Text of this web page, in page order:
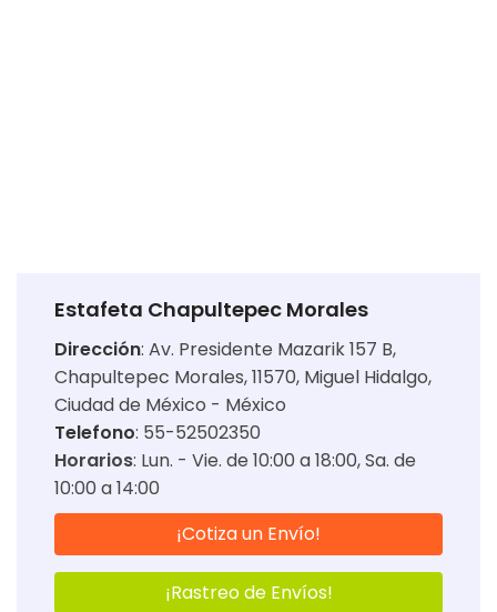
Estafeta Chapultepec Morales
Dirección: Av. Presidente Mazarik 157 B,
Chapultepec Morales, 11570, Miguel Hidalgo,
Ciudad de México - México
Telefono: 55-52502350
Horarios: Lun. - Vie. de 10:00 a 18:00 Sa. de
10:00 a 14:00
¡Cotiza un Envío!
¡Rastreo de Envíos!